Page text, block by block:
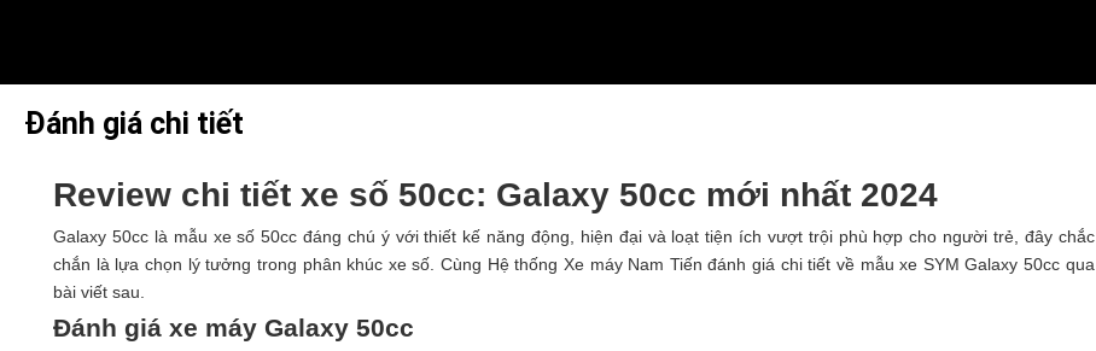
Đánh giá chi tiết
Review chi tiết xe số 50cc: Galaxy 50cc mới nhất 2024
Galaxy 50cc là mẫu xe số 50cc đáng chú ý với thiết kế năng động, hiện đại và loạt tiện ích vượt trội phù hợp cho người trẻ, đây chắc
chắn là lựa chọn lý tưởng trong phân khúc xe số. Cùng Hệ thống Xe máy Nam Tiến đánh giá chi tiết về mẫu xe SYM Galaxy 50cc qua
bài viết sau.
Đánh giá xe máy Galaxy 50cc